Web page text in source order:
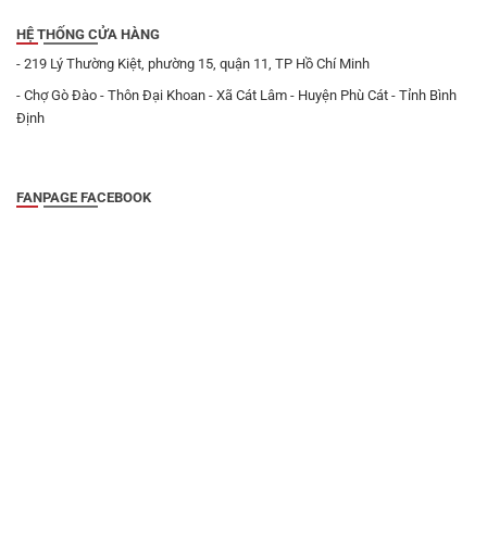
HỆ THỐNG CỬA HÀNG
- 219 Lý Thường Kiệt, phường 15, quận 11, TP Hồ Chí Minh
- Chợ Gò Đào - Thôn Đại Khoan - Xã Cát Lâm - Huyện Phù Cát - Tỉnh Bình
Định
FANPAGE FACEBOOK